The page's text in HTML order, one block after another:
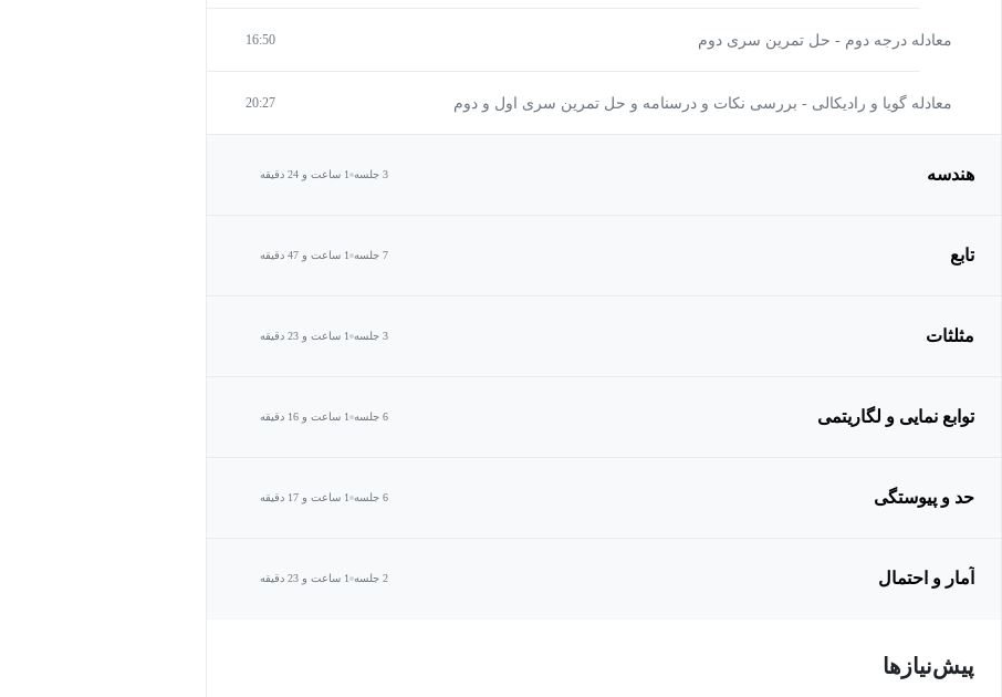
معادله درجه دوم - حل تمرین سری دوم 16:50
معادله گویا و رادیکالی - بررسی نکات و درسنامه و حل تمرین سری اول و دوم 20:27
هندسه 3 جلسه 1 ساعت و 24 دقیقه
تابع 7 جلسه 1 ساعت و 47 دقیقه
مثلثات 3 جلسه 1 ساعت و 23 دقیقه
توابع نمایی و لگاریتمی 6 جلسه 1 ساعت و 16 دقیقه
حد و پیوستگی 6 جلسه 1 ساعت و 17 دقیقه
آمار و احتمال 2 جلسه 1 ساعت و 23 دقیقه
پیش‌نیاز‌ها